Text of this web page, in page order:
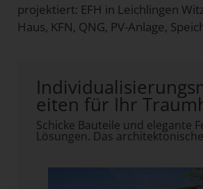
projektiert: EFH in Leichlingen
Haus, KFN, QNG, PV-Anlage,
eiten für Ihr
Schicke Bauteile und elegante
Lösungen. Das